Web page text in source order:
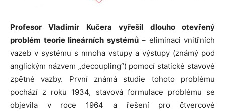
Profesor Vladimír Kučera vyřešil dlouho otevřený
problém teorie lineárních systémů– eliminaci vnitřních
vazeb v systému s mnoha vstupy a výstupy (známý pod
anglickým názvem „decoupling“) pomocí statické stavové
zpětné vazby. První známá studie tohoto problému
pochází z roku 1934, stavová formulace problému se
objevila v roce 1964 a řešení pro čtvercové